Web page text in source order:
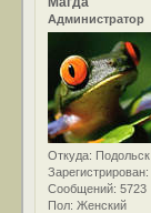
Администратор
Откуда: Подольск
Зарегистрирован
Сообщений: 5723
Пол: Женский